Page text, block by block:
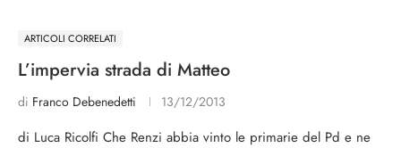
ARTICOLI CORRELATI
L’impervia strada di Matteo
di Franco Debenedetti 13/12/2013
di Luca Ricolfi Che Renzi abbia vinto le primarie del Pd e ne